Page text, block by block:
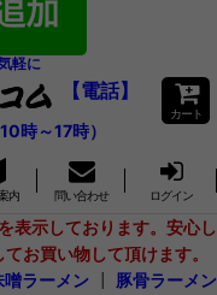
軽に
【電話】
10時～17時）
カート
内 問い合わせ ログイン
表示しております。安心し
お買い物して頂けます。
噌ラーメン
豚骨ラーメン